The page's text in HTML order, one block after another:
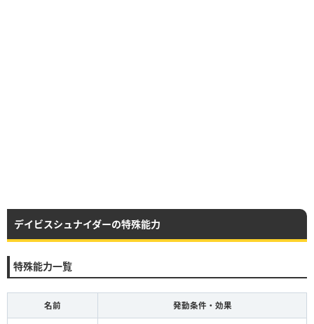
デイビスシュナイダーの特殊能力
特殊能力一覧
名前 発動条件・効果